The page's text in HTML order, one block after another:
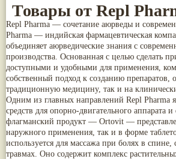
Товары от Repl
Repl Pharma — сочетание аюрведы и
Pharma — индийская фармацевтическая
объединяет аюрведические знания с
производства. Основанная с целью сделать
доступными и удобными для применения,
собственный подход к созданию препаратов,
традиционную медицину, так и на
Одним из главных направлений Repl Pharma
средств для опорно-двигательного аппарата
флагманский продукт — Ortovit —
наружного применения, так и в форме
используется для массажа при болях в
травмах. Оно содержит комплекс
Колакулатхади чурна (4)
Лакшади(4)
Моринга (Шигру)(4)
Патолади(4)
Пунарнава(4)
Розовая вода(4)
Тиктака (4)
Трикату(4)
Туласи(4)
Харидракхандам(4)
Читракади(4)
Шанкха Бхасма(4)
Шатавари гулам(4)
Neeri Aimil(3)
Бала(26)
Джатаманси(26)
Патра(26)
Чёрный кардамон(26)
Брахми(23)
Валерьяна индийская(23)
Кокосовое масло(23)
Сассапариль(23)
Брингарадж(22)
Клещевина обыкновенная(21)
Трикату(21)
Шафран(21)
Ативиша (20)
Шиладжит(20)